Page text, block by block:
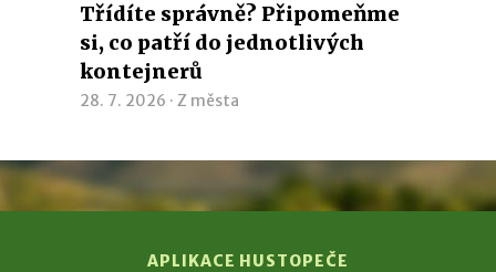
Třídíte správně? Připomeňme
si, co patří do jednotlivých
kontejnerů
28. 7. 2026 · Z města
APLIKACE HUSTOPEČE